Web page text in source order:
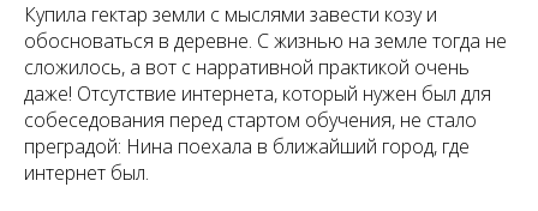
Купила гектар земли с мыслями завести козу и
обосноваться в деревне. С жизнью на земле тогда не
сложилось, а вот с нарративной практикой очень
даже! Отсутствие интернета, который нужен был для
собеседования перед стартом обучения, не стало
преградой: Нина поехала в ближайший город, где
интернет был.